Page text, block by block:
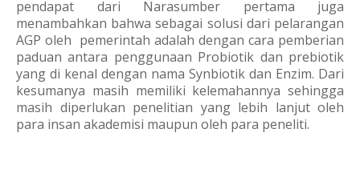
pendapat dari Narasumber pertama juga
menambahkan bahwa sebagai solusi dari pelarangan
AGP oleh pemerintah adalah dengan cara pemberian
paduan antara penggunaan Probiotik dan prebiotik
yang di kenal dengan nama Synbiotik dan Enzim. Dari
kesumanya masih memiliki kelemahannya sehingga
masih diperlukan penelitian yang lebih lanjut oleh
para insan akademisi maupun oleh para peneliti.